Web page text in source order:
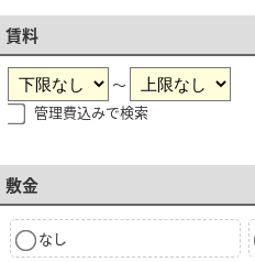
賃料
～
管理費込みで検索
敷金
なし